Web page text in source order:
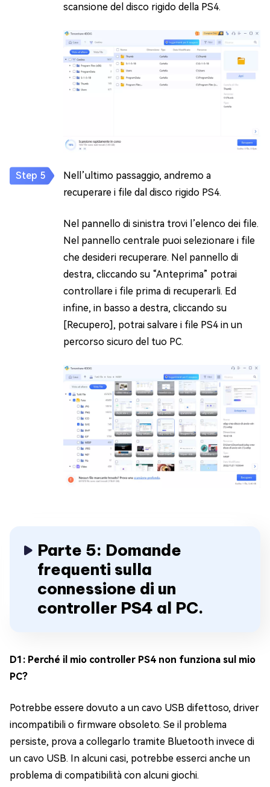
scansione del disco rigido della PS4.
Nell’ultimo passaggio, andremo a
recuperare i file dal disco rigido PS4.
Nel pannello di sinistra trovi l’elenco dei file.
Nel pannello centrale puoi selezionare i file
che desideri recuperare. Nel pannello di
destra, cliccando su “Anteprima” potrai
controllare i file prima di recuperarli. Ed
infine, in basso a destra, cliccando su
[Recupero], potrai salvare i file PS4 in un
percorso sicuro del tuo PC.
Parte 5: Domande
frequenti sulla
connessione di un
controller PS4 al PC.
D1: Perché il mio controller PS4 non funziona sul mio
PC?
Potrebbe essere dovuto a un cavo USB difettoso, driver
incompatibili o firmware obsoleto. Se il problema
persiste, prova a collegarlo tramite Bluetooth invece di
un cavo USB. In alcuni casi, potrebbe esserci anche un
problema di compatibilità con alcuni giochi.